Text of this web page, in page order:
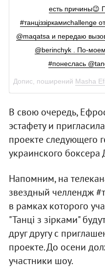
есть причины😉
#танціззіркамиchallenge
@maqatsa и передаю
@berinchyk . По-
#понеслась
Допис, поширений Masha
В свою очередь,
эстафету и
проекте следующего
украинского
Напомним, на
звездный челлендж
в рамках которого
"Танці з зірками"
друг другу с
проекте. До осени
участники шоу.